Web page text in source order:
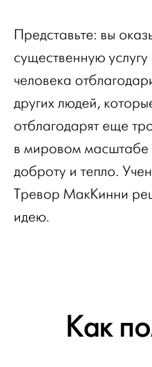
Представьте: вы
существенную услугу
человека
других людей,
отблагодарят еще
в мировом масштабе
доброту и тепло.
Тревор МакКинни
идею.
Как